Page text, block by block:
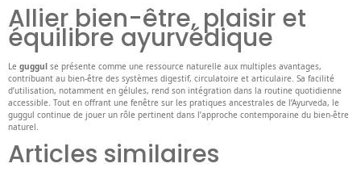
Allier bien-être, plaisir et
équilibre ayurvédique
Le guggul se présente comme une ressource naturelle aux multiples avantages,
contribuant au bien-être des systèmes digestif, circulatoire et articulaire. Sa facilité
d’utilisation, notamment en gélules, rend son intégration dans la routine quotidienne
accessible. Tout en offrant une fenêtre sur les pratiques ancestrales de l’Ayurveda, le
guggul continue de jouer un rôle pertinent dans l’approche contemporaine du bien-être
naturel.
Articles similaires